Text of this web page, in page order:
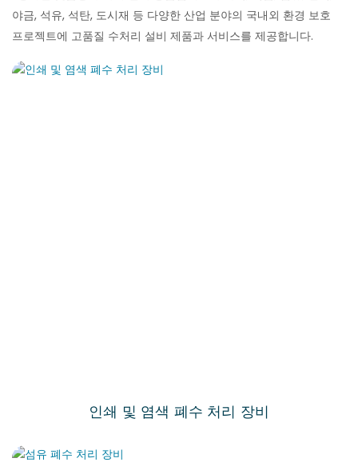
야금, 석유, 석탄, 도시재 등 다양한 산업 분야의 국내외 환경 보호
프로젝트에 고품질 수처리 설비 제품과 서비스를 제공합니다.
인쇄 및 염색 폐수 처리 장비